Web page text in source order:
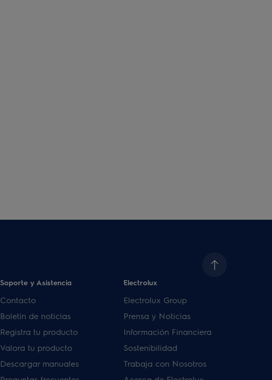
Soporte y Asistencia
Contacto
Boletín de noticias
Registra tu producto
Valora tu producto
Descargar manuales
Electrolux
Electrolux Group
Prensa y Noticias
Información Financiera
Sostenibilidad
Trabaja con Nosotros